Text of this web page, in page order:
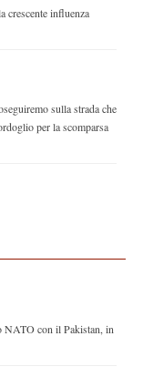
crescente influenza
sulla strada che
per la scomparsa
NATO con il Pakistan, in